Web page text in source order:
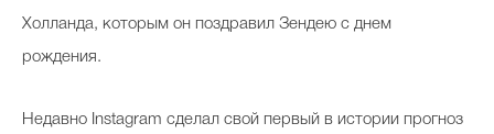
Холланда, которым он поздравил Зендею с днем
рождения.
Недавно Instagram сделал свой первый в истории прогноз